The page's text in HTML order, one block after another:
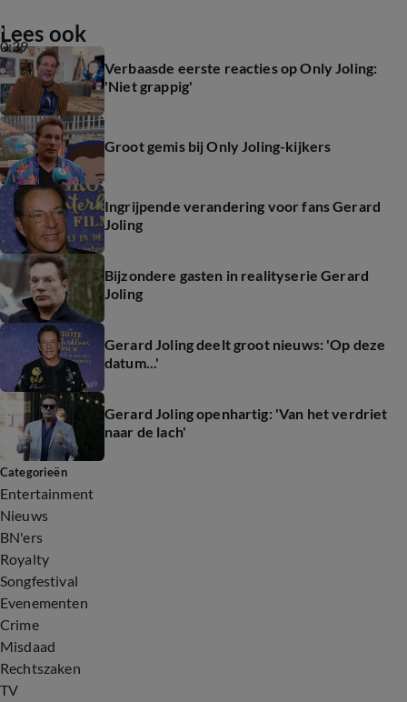
0:39
Lees ook
Verbaasde eerste reacties op Only Joling:
'Niet grappig'
Groot gemis bij Only Joling-kijkers
Ingrijpende verandering voor fans Gerard
Joling
Bijzondere gasten in realityserie Gerard
Joling
Gerard Joling deelt groot nieuws: 'Op deze
datum...'
Gerard Joling openhartig: 'Van het verdriet
naar de lach'
Categorieën
Entertainment
Nieuws
BN'ers
Royalty
Songfestival
Evenementen
Crime
Misdaad
Rechtszaken
TV